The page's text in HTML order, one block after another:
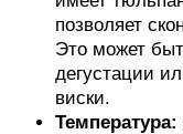
позволяет
Это может
дегустации
виски.
Температура: